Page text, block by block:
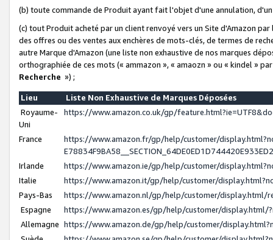
(b) toute commande de Produit ayant fait l'objet d'une annulation,
(c) tout Produit acheté par un client renvoyé vers un Site d'Amazon
des offres ou des ventes aux enchères de mots-clés, de termes de
autre Marque d'Amazon (une liste non exhaustive de nos marques
orthographiée de ces mots (« ammazon », « amaozn » ou « kindel »
Recherche ») ;
Lieu
Liste Non Exhaustive de Marques Déposées
Royaume-
Uni
https://www.amazon.co.uk/gp/
France
https://www.amazon.fr/gp/help/customer/
Irlande
https://www.amazon.ie/gp/help/customer/
Italie
https://www.amazon.it/gp/help/customer/
Pays-Bas
https://www.amazon.nl/gp/help/customer/display.html/
Espagne
https://www.amazon.es/gp/help/customer/display.html/
Allemagne https://www.amazon.de/gp/help/customer/